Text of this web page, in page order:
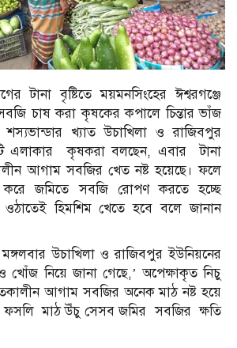
টানা বৃষ্টিতে ময়মনসিংহের ঈশ্বরগঞ্জে
চাষ করা কৃষকের কপালে চিন্তার ভাঁজ
খ্যাত উচাখিলা ও রাজিবপুর
এলাকার কৃষকরা বলছেন, এবার টানা
আগাম সবজির খেত নষ্ট হয়েছে। ফলে
জমিতে সবজি রোপণ করতে হচ্ছে
হিমশিম খেতে হবে বলে জানান
উচাখিলা ও রাজিবপুর ইউনিয়নের
খোঁজ নিয়ে জানা গেছে,’ অপেক্ষাকৃত নিচু
আগাম সবজির অনেক মাঠ নষ্ট হয়ে
ফসলি মাঠ উঁচু সেসব জমির সবজির ক্ষতি